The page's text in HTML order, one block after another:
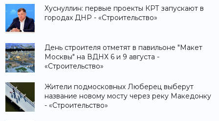
Хуснуллин: первые проекты КРТ запускают в
городах ДНР - «Строительство»
День строителя отметят в павильоне "Макет
Москвы" на ВДНХ 6 и 9 августа -
«Строительство»
Жители подмосковных Люберец выберут
название новому мосту через реку Македонку
- «Строительство»